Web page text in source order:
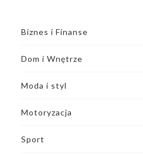
Biznes i Finanse
Dom i Wnętrze
Moda i styl
Motoryzacja
Sport